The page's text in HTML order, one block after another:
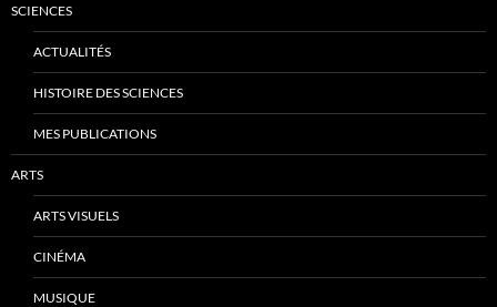
SCIENCES
ACTUALITÉS
HISTOIRE DES SCIENCES
MES PUBLICATIONS
ARTS
ARTS VISUELS
CINÉMA
MUSIQUE